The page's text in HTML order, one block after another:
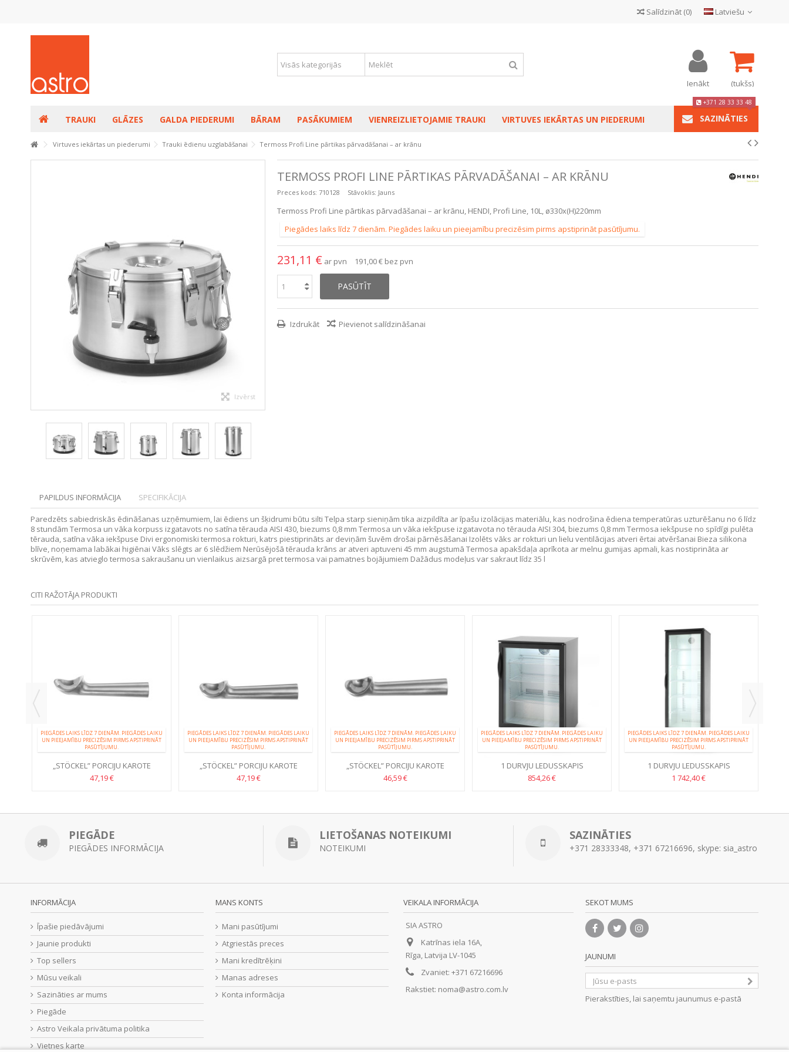
Latviešu
Salīdzināt (0)
(tukšs)
Ienākt
TRAUKI GLĀZES GALDA PIEDERUMI BĀRAM PASĀKUMIEM VIENREIZLIETOJAMIE TRAUKI VIRTUVES IEKĀRTAS UN PIEDERUMI SAZINĀTIES
+371 28 33 33 48
Virtuves iekārtas un piederumi Trauki ēdienu uzglabāšanai Termoss Profi Line pārtikas pārvadāšanai – ar krānu
Izvērst
TERMOSS PROFI LINE PĀRTIKAS PĀRVADĀŠANAI – AR KRĀNU
Preces kods: 710128 Stāvoklis: Jauns
Termoss Profi Line pārtikas pārvadāšanai – ar krānu, HENDI, Profi Line, 10L, ø330x(H)220mm
Piegādes laiks līdz 7 dienām. Piegādes laiku un pieejamību precizēsim pirms apstiprināt pasūtījumu.
231,11 € ar pvn 191,00 €bez pvn
PASŪTĪT
Izdrukāt Pievienot salīdzināšanai
PAPILDUS INFORMĀCIJA SPECIFIKĀCIJA
Paredzēts sabiedriskās ēdināšanas uzņēmumiem, lai ēdiens un šķidrumi būtu silti Telpa starp sieniņām tika aizpildīta ar īpašu izolācijas materiālu, kas nodrošina ēdiena temperatūras uzturēšanu no 6 līdz
8 stundām Termosa un vāka korpuss izgatavots no satīna tērauda AISI 430, biezums 0,8 mm Termosa un vāka iekšpuse izgatavota no tērauda AISI 304, biezums 0,8 mm Termosa iekšpuse no spīdīgi pulēta
tērauda, satīna vāka iekšpuse Divi ergonomiski termosa rokturi, katrs piestiprināts ar deviņām šuvēm drošai pārnēsāšanai Izolēts vāks ar rokturi un lielu ventilācijas atveri ērtai atvēršanai Bieza silikona
blīve, noņemama labākai higiēnai Vāks slēgts ar 6 slēdžiem Nerūsējošā tērauda krāns ar atveri aptuveni 45 mm augstumā Termosa apakšdaļa aprīkota ar melnu gumijas apmali, kas nostiprināta ar
skrūvēm, kas atvieglo termosa sakraušanu un vienlaikus aizsargā pret termosa vai pamatnes bojājumiem Dažādus modeļus var sakraut līdz 35 l
CITI RAŽOTĀJA PRODUKTI
PIEGĀDES LAIKS LĪDZ 7 DIENĀM. PIEGĀDES LAIKU
UN PIEEJAMĪBU PRECIZĒSIM PIRMS APSTIPRINĀT
PASŪTĪJUMU.
„STÖCKEL” PORCIJU KAROTE
47,19 €
PIEGĀDES LAIKS LĪDZ 7 DIENĀM. PIEGĀDES LAIKU
UN PIEEJAMĪBU PRECIZĒSIM PIRMS APSTIPRINĀT
PASŪTĪJUMU.
„STÖCKEL” PORCIJU KAROTE
47,19 €
PIEGĀDES LAIKS LĪDZ 7 DIENĀM. PIEGĀDES LAIKU
UN PIEEJAMĪBU PRECIZĒSIM PIRMS APSTIPRINĀT
PASŪTĪJUMU.
„STÖCKEL” PORCIJU KAROTE
46,59 €
PIEGĀDES LAIKS LĪDZ 7 DIENĀM. PIEGĀDES LAIKU
UN PIEEJAMĪBU PRECIZĒSIM PIRMS APSTIPRINĀT
PASŪTĪJUMU.
1 DURVJU LEDUSSKAPIS
DZĒRIENIEM, 126 L
854,26 €
PIEGĀDES LAIKS LĪDZ 7 DIENĀM. PIEGĀDES LAIKU
UN PIEEJAMĪBU PRECIZĒSIM PIRMS APSTIPRINĀT
PASŪTĪJUMU.
1 DURVJU LEDUSSKAPIS
DZĒRIENIEM, 287 L
1 742,40 €
PIEGĀDE
PIEGĀDES INFORMĀCIJA
LIETOŠANAS NOTEIKUMI
NOTEIKUMI
SAZINĀTIES
+371 28333348, +371 67216696, skype: sia_astro
INFORMĀCIJA
Īpašie piedāvājumi
Jaunie produkti
Top sellers
Mūsu veikali
Sazināties ar mums
Piegāde
Astro Veikala privātuma politika
Vietnes karte
MANS KONTS
Mani pasūtījumi
Atgriestās preces
Mani kredītrēķini
Manas adreses
Konta informācija
VEIKALA INFORMĀCIJA
SIA ASTRO
Katrīnas iela 16A,
Rīga, Latvija LV-1045
Zvaniet: +371 67216696
Rakstiet: noma@astro.com.lv
SEKOT MUMS
JAUNUMI
Pierakstīties, lai saņemtu jaunumus e-pastā